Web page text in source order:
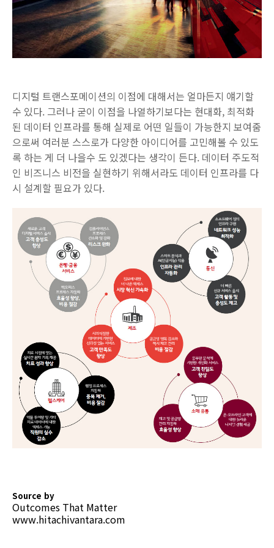
디지털 트랜스포메이션의 이점에 대해서는 얼마든지 얘기할
수 있다. 그러나 굳이 이점을 나열하기보다는 현대화, 최적화
된 데이터 인프라를 통해 실제로 어떤 일들이 가능한지 보여줌
으로써 여러분 스스로가 다양한 아이디어를 고민해볼 수 있도
록 하는 게 더 나을수 도 있겠다는 생각이 든다. 데이터 주도적
인 비즈니스 비전을 실현하기 위해서라도 데이터 인프라를 다
시 설계할 필요가 있다.
Source by
Outcomes That Matter
www.hitachivantara.com